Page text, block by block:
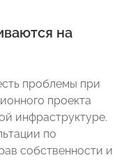
на
проблемы при
проекта
инфраструктуре.
по
собственности и